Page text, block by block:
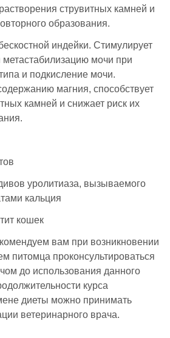
струвитных камней и
образования.
индейки. Стимулирует
мочи при
и подкисление мочи.
магния, способствует
камней и снижает риск их
уролитиаза, вызываемого
кальция
кошек
вам при возникновении
питомца проконсультироваться
до использования данного
курса
диеты можно принимать
ветеринарного врача.